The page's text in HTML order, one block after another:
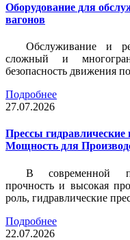
Оборудование для
вагонов
Обслуживание и
сложный и
безопасность движения
Подробнее
27.07.2026
Прессы
Мощность для
В современной
прочность и высокая
роль, гидравлические
Подробнее
22.07.2026